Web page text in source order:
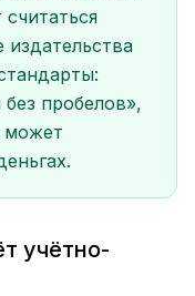
пробелов»,
может
учётно-